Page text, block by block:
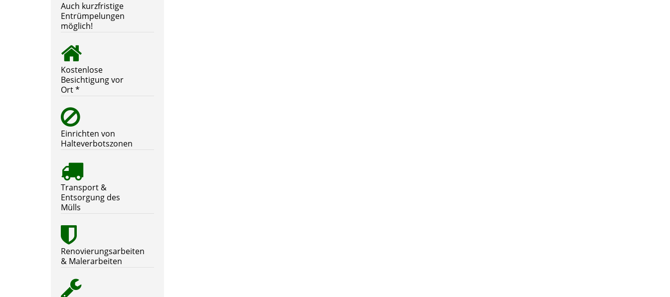
Auch kurzfristige
Entrümpelungen
möglich!
Kostenlose
Besichtigung vor
Ort *
Einrichten von
Halteverbotszonen
Transport &
Entsorgung des
Mülls
Renovierungsarbeiten
& Malerarbeiten